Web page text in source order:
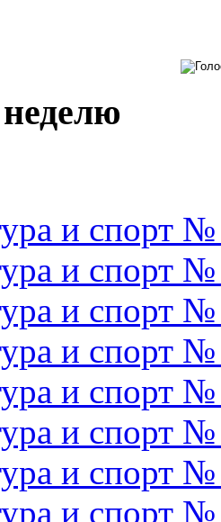
и спорт
и спорт
и спорт
и спорт
и спорт
и спорт
и спорт
и спорт